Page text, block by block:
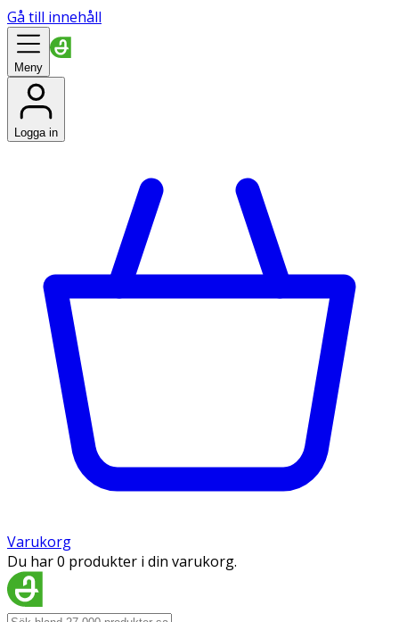
Gå till innehåll
Meny
Logga in
Varukorg
Du har 0 produkter i din varukorg.